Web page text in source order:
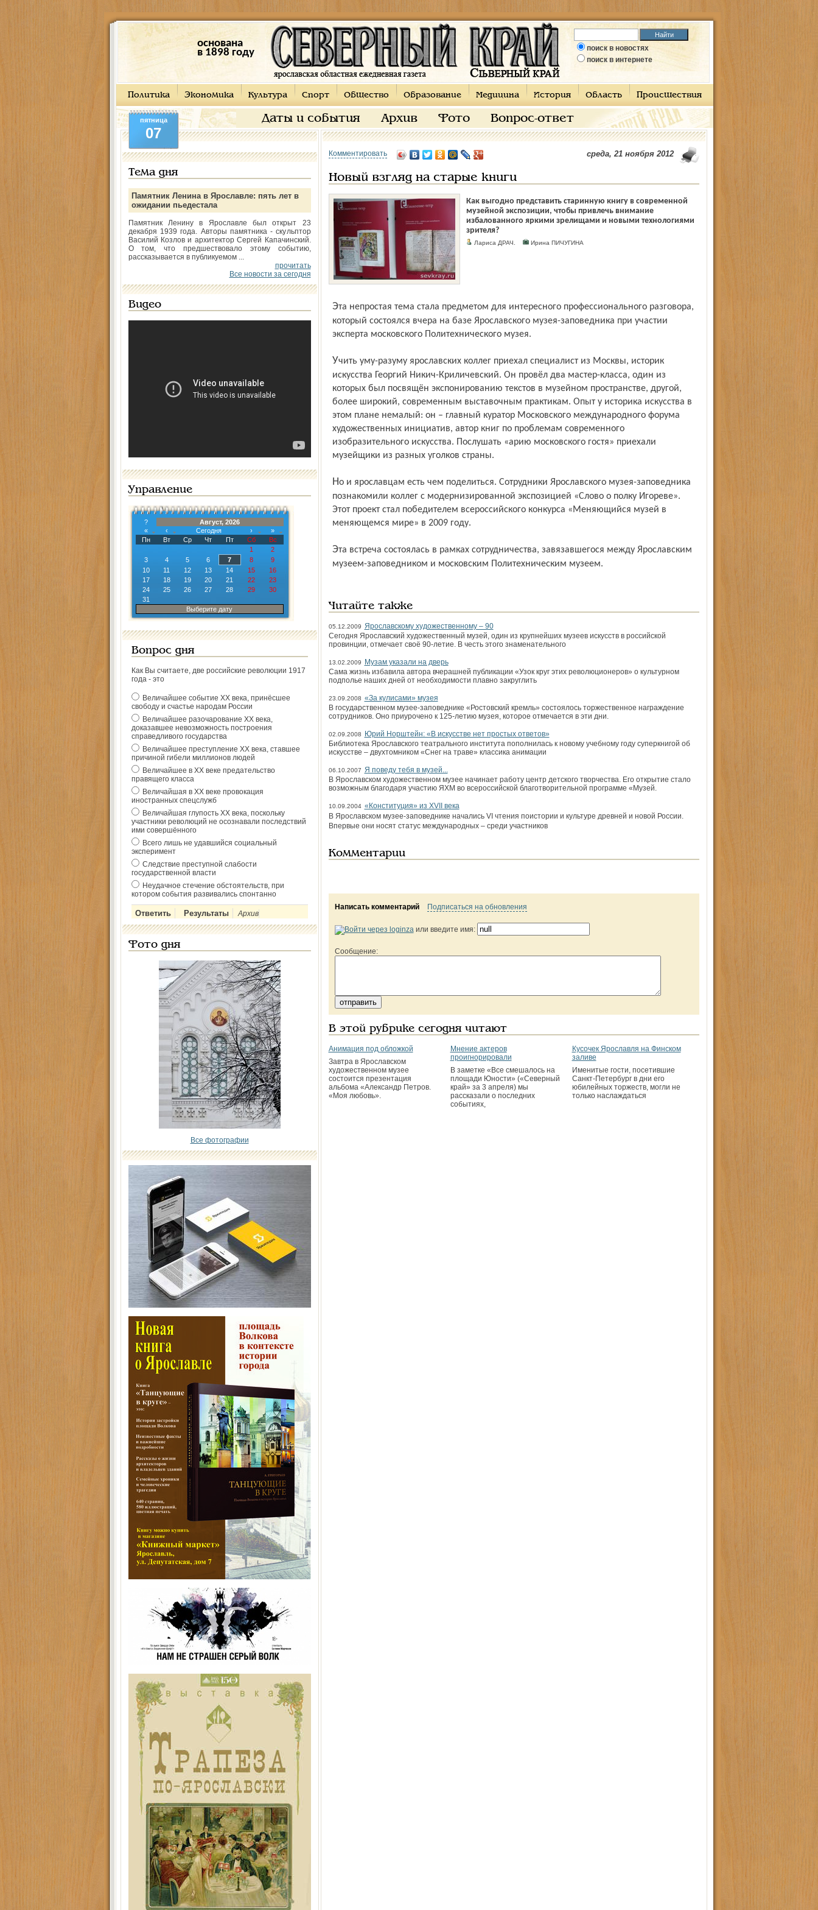
основана
в 1898 году
поиск в новостях
поиск в интернете
Политика Экономика Культура Спорт Общество Образование Медицина История Область Происшествия
Даты и события Архив Фото Вопрос-ответ
пятница
07
Тема дня
Памятник Ленина в Ярославле: пять лет в
ожидании пьедестала
Памятник Ленину в Ярославле был открыт 23
декабря 1939 года. Авторы памятника - скульптор
Василий Козлов и архитектор Сергей Капачинский.
О том, что предшествовало этому событию,
рассказывается в публикуемом ...
прочитать
Все новости за сегодня
Видео
Управление
?
Август, 2026
«
‹ Сегодня ›
»
Пн
Вт Ср Чт Пт Сб
Вс
1
2
3
4 5 6 7 8
9
10
11 12 13 14 15
16
17
18 19 20 21 22
23
24
25 26 27 28 29
30
31
Выберите дату
Вопрос дня
Как Вы считаете, две российские революции 1917
года - это
Величайшее событие ХХ века, принёсшее
свободу и счастье народам России
Величайшее разочарование ХХ века,
доказавшее невозможность построения
справедливого государства
Величайшее преступление ХХ века, ставшее
причиной гибели миллионов людей
Величайшее в ХХ веке предательство
правящего класса
Величайшая в ХХ веке провокация
иностранных спецслужб
Величайшая глупость ХХ века, поскольку
участники революций не осознавали последствий
ими совершённого
Всего лишь не удавшийся социальный
эксперимент
Следствие преступной слабости
государственной власти
Неудачное стечение обстоятельств, при
котором события развивались спонтанно
Архив
Фото дня
Все фотографии
Комментировать среда, 21 ноября 2012
Новый взгляд на старые книги
Как выгодно представить старинную книгу в современной
музейной экспозиции, чтобы привлечь внимание
избалованного яркими зрелищами и новыми технологиями
зрителя?
Лариса ДРАЧ. Ирина ПИЧУГИНА
Эта непростая тема стала предметом для интересного профессионального разговора,
который состоялся вчера на базе Ярославского музея-заповедника при участии
эксперта московского Политехнического музея.
Учить уму-разуму ярославских коллег приехал специалист из Москвы, историк
искусства Георгий Никич-Криличевский. Он провёл два мастер-класса, один из
которых был посвящён экспонированию текстов в музейном пространстве, другой,
более широкий, современным выставочным практикам. Опыт у историка искусства в
этом плане немалый: он – главный куратор Московского международного форума
художественных инициатив, автор книг по проб­лемам современного
изобразительного искусства. Послушать «арию московского гостя» приехали
музейщики из разных уголков страны.
Но и ярославцам есть чем поделиться. Сотрудники Ярославского музея-заповедника
познакомили коллег с модернизированной экспозицией «Слово о полку Игореве».
Этот проект стал победителем всероссийского конкурса «Меняющийся музей в
меняющемся мире» в 2009 году.
Эта встреча состоялась в рамках сотрудничества, завязавшегося между Ярослав­ским
музеем-заповедником и московским Политехническим музеем.
Читайте также
05.12.2009 Ярославскому художественному – 90
Сегодня Ярославский художественный музей, один из крупнейших музеев искусств в российской
провинции, отмечает своё 90-летие. В честь этого знаменательного
13.02.2009
Музам указали на дверь
Сама жизнь избавила автора вчерашней публикации «Узок круг этих революционеров» о культурном
подполье наших дней от необходимости плавно закруглить
23.09.2008 «За кулисами» музея
В государственном музее-заповеднике «Ростовский кремль» состоялось торжественное награждение
сотрудников. Оно приурочено к 125-летию музея, которое отмечается в эти дни.
02.09.2008
Юрий Норштейн: «В искусстве нет простых ответов»
Библиотека Ярославского театрального института пополнилась к новому учебному году суперкнигой об
искусстве – двухтомником «Снег на траве» классика анимации
06.10.2007 Я поведу тебя в музей...
В Ярославском художественном музее начинает работу центр детского творчества. Его открытие стало
возможным благодаря участию ЯХМ во всероссийской благотворительной программе «Музей.
10.09.2004 «Конституция» из XVII века
В Ярославском музее-заповеднике начались VI чтения поистории и культуре древней и новой России.
Впервые они носят статус международных – среди участников
Комментарии
Написать комментарий Подписаться на обновления
или введите имя:
Сообщение:
В этой рубрике сегодня читают
Анимация под обложкой
Завтра в Ярославском
художественном музее
состоится презентация
альбома «Александр Петров.
«Моя любовь».
Мнение актеров
проигнорировали
В заметке «Все смешалось на
площади Юности» («Северный
край» за 3 апреля) мы
рассказали о последних
событиях,
Кусочек Ярославля на Финском
заливе
Именитые гости, посетившие
Санкт-Петербург в дни его
юбилейных торжеств, могли не
только наслаждаться